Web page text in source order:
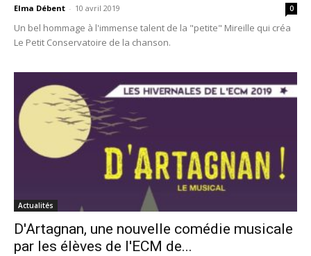
Elma Débent - 10 avril 2019 0
Un bel hommage à l'immense talent de la "petite" Mireille qui créa
Le Petit Conservatoire de la chanson.
Actualités
D'Artagnan, une nouvelle comédie musicale
par les élèves de l'ECM de...